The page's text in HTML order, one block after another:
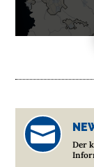

Der